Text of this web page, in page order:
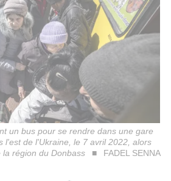
un bus pour se rendre dans une gare
l'est de l'Ukraine, le 7 avril 2022, alors
région du Donbass
FADEL SENNA